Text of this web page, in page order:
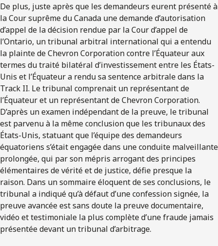
De plus, juste après que les demandeurs eurent présenté à
la Cour suprême du Canada une demande d’autorisation
d’appel de la décision rendue par la Cour d’appel de
l’Ontario, un tribunal arbitral international qui a entendu
la plainte de Chevron Corporation contre l’Équateur aux
termes du traité bilatéral d’investissement entre les États-
Unis et l’Équateur a rendu sa sentence arbitrale dans la
Track II. Le tribunal comprenait un représentant de
l’Équateur et un représentant de Chevron Corporation.
D’après un examen indépendant de la preuve, le tribunal
est parvenu à la même conclusion que les tribunaux des
États-Unis, statuant que l’équipe des demandeurs
équatoriens s’était engagée dans une conduite malveillante
prolongée, qui par son mépris arrogant des principes
élémentaires de vérité et de justice, défie presque la
raison. Dans un sommaire éloquent de ses conclusions, le
tribunal a indiqué qu’à défaut d’une confession signée, la
preuve avancée est sans doute la preuve documentaire,
vidéo et testimoniale la plus complète d’une fraude jamais
présentée devant un tribunal d’arbitrage.